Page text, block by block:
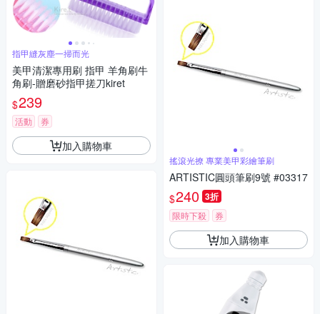
指甲縫灰塵一掃而光
美甲清潔專用刷 指甲 羊角刷牛
角刷-贈磨砂指甲搓刀kiret
$239
活動 券
加入購物車
搖滾光撩 專業美甲彩繪筆刷
ARTISTIC圓頭筆刷9號 #03317
$240 3折
限時下殺 券
加入購物車